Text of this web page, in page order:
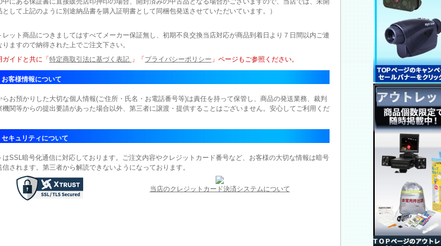
として上記のように別途納品書を購入証明書として同梱包発送させていただいています。）
ット商品につきましてはすべてメーカー保証無し、初期不良交換当店対応が商品到着日より７日間以内ご連
りますので納得された上でご注文下さい。
イドと共に「 特定商取引法に基づく表記 」「 プライバシーポリシー 」ページもご参照ください。
お客様情報について
らお預かりした大切な個人情報(ご住所・氏名・お電話番号等)は責任を持って保管し、商品の発送業務、裁判
機関等からの提出要請があった場合以外、第三者に譲渡・提供することはございません。安心してご利用くだ
セキュリティについて
はSSL暗号化通信に対応しております。ご注文内容やクレジットカード番号など、お客様の大切な情報は暗号
信されます。第三者から解読できないようになっております。
当店のクレジットカード決済システムについて